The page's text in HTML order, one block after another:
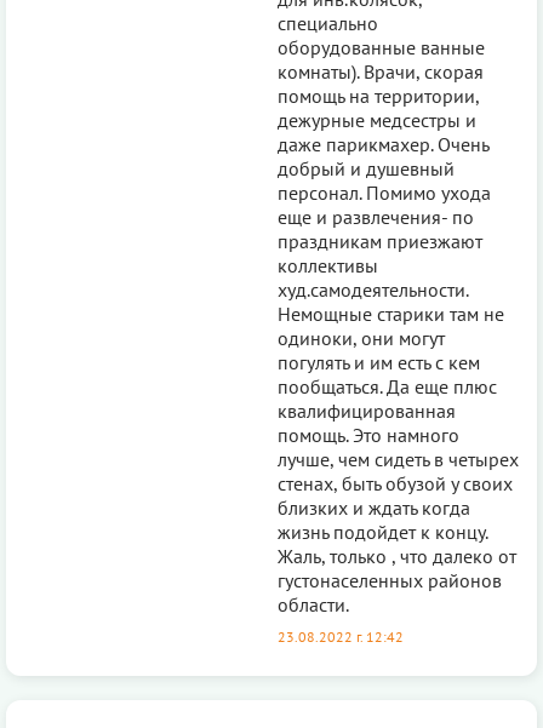
специально
оборудованные ванные
комнаты). Врачи, скорая
помощь на территории,
дежурные медсестры и
даже парикмахер. Очень
добрый и душевный
персонал. Помимо ухода
еще и развлечения- по
праздникам приезжают
коллективы
худ.самодеятельности.
Немощные старики там не
одиноки, они могут
погулять и им есть с кем
пообщаться. Да еще плюс
квалифицированная
помощь. Это намного
лучше, чем сидеть в четырех
стенах, быть обузой у своих
близких и ждать когда
жизнь подойдет к концу.
Жаль, только , что далеко от
густонаселенных районов
области.
23.08.2022 г. 12:42